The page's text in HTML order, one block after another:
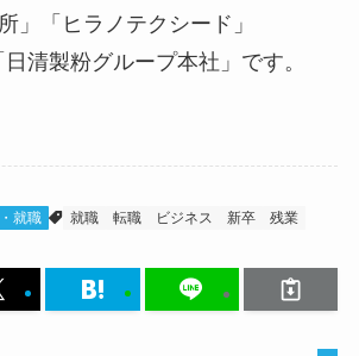
」「ヒラノテクシード」
日清製粉グループ本社」です。
就職 就職 転職 ビジネス 新卒 残業